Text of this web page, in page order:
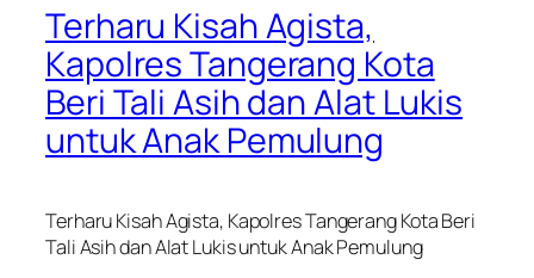
Terharu Kisah Agista,
Kapolres Tangerang Kota
Beri Tali Asih dan Alat Lukis
untuk Anak Pemulung
Terharu Kisah Agista, Kapolres Tangerang Kota Beri
Tali Asih dan Alat Lukis untuk Anak Pemulung